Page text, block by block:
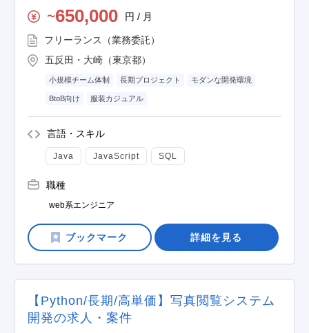
〜650,000 円 / 月
フリーランス（業務委託）
五反田・大崎（東京都）
小規模チーム体制 長期プロジェクト モダンな開発環境
BtoB向け 服装カジュアル
言語・スキル
Java JavaScript SQL
職種
web系エンジニア
詳細を見る
【Python/長期/高単価】写真閲覧システム
開発の求人・案件